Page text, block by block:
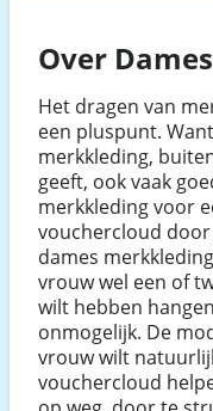
Over
Het dragen van
een pluspunt.
merkkleding,
geeft, ook vaak
merkkleding voor
vouchercloud
dames
vrouw wel een of
wilt hebben
onmogelijk. De
vrouw wilt
vouchercloud